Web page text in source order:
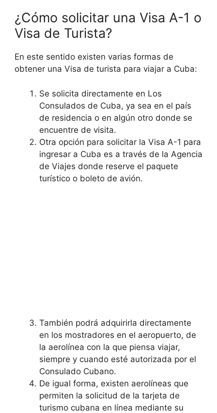
¿Cómo solicitar una Visa A-1 o
Visa de Turista?
En este sentido existen varias formas de
obtener una Visa de turista para viajar a Cuba:
Se solicita directamente en Los
Consulados de Cuba, ya sea en el país
de residencia o en algún otro donde se
encuentre de visita.
Otra opción para solicitar la Visa A-1 para
ingresar a Cuba es a través de la Agencia
de Viajes donde reserve el paquete
turístico o boleto de avión.
También podrá adquirirla directamente
en los mostradores en el aeropuerto, de
la aerolínea con la que piensa viajar,
siempre y cuando esté autorizada por el
Consulado Cubano.
De igual forma, existen aerolíneas que
permiten la solicitud de la tarjeta de
turismo cubana en línea mediante su